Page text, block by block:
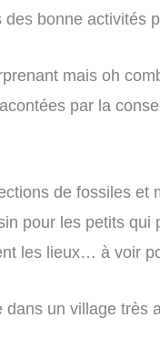
des bonne activités
mais oh
par la
de fossiles
pour les petits qui
les lieux… à voir
dans un village très